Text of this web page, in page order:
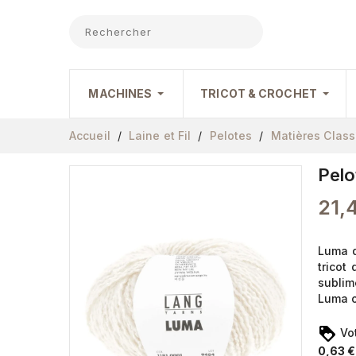
MACHINES TRICOT & CROCHET
Accueil Laine et Fil Pelotes Matières
Luma
tricot
Luma
0,63 €